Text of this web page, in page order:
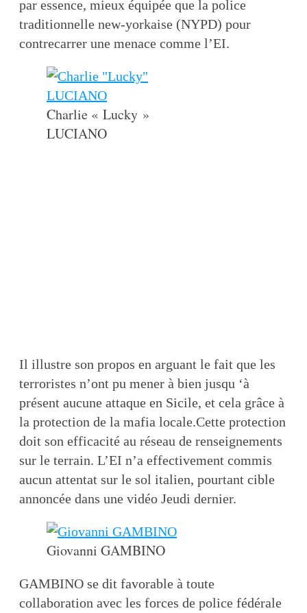
par essence, mieux équipée que la police
traditionnelle new-yorkaise (NYPD) pour
contrecarrer une menace comme l’EI.
Charlie « Lucky »
LUCIANO
Il illustre son propos en arguant le fait que les
terroristes n’ont pu mener à bien jusqu ‘à
présent aucune attaque en Sicile, et cela grâce à
la protection de la mafia locale.Cette protection
doit son efficacité au réseau de renseignements
sur le terrain. L’EI n’a effectivement commis
aucun attentat sur le sol italien, pourtant cible
annoncée dans une vidéo Jeudi dernier.
Giovanni GAMBINO
GAMBINO se dit favorable à toute
collaboration avec les forces de police fédérale